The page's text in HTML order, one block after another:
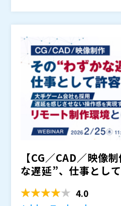
確認に時間がかかる、映像と
にズレてカットや演出の判断
トでの制作をあきらめ、結局
るを得なくなる、といった
ゲームや映画などの制作では
ものがクオリティを左右する
的になりがちです。
本セミナーでは、CG／CAD
けて、遅延を極限まで抑え、
ト制作環境を実現するAdder
テムをご紹介します。
KVMとは、キーボード・ビ
経由で延長し、離れた場所か
感覚でシステムを操作できる
Adder TechnologyのKVMシ
術により、高解像度・高フレ
で伝送し、CG／CAD／映像制
音声・映像の同期精度を実現
いだ作業、作業端末の共同利
対応しており、大手ゲーム制
・リモート制作時の操作遅延
る方 ・CG／CAD／映像制作
ト化を進めたい方 ・高いセキ
【CG／CAD／映像
な遅延”、仕事とし
4.0